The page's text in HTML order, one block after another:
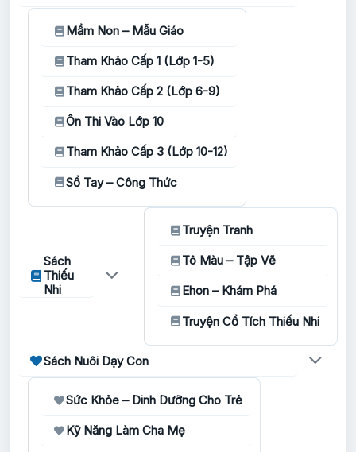
Mầm Non – Mẫu Giáo
Tham Khảo Cấp 1 (Lớp 1-5)
Tham Khảo Cấp 2 (Lớp 6-9)
Ôn Thi Vào Lớp 10
Tham Khảo Cấp 3 (Lớp 10-12)
Sổ Tay – Công Thức
Sách
Thiếu
Nhi
Truyện Tranh
Tô Màu – Tập Vẽ
Ehon – Khám Phá
Truyện Cổ Tích Thiếu Nhi
Sách Nuôi Dạy Con
Sức Khỏe – Dinh Dưỡng Cho Trẻ
Kỹ Năng Làm Cha Mẹ